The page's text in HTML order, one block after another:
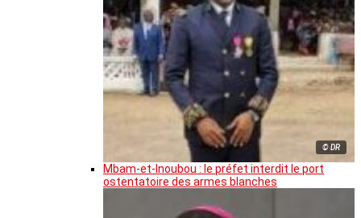
© DR
Mbam-et-Inoubou : le préfet interdit le port
ostentatoire des armes blanches